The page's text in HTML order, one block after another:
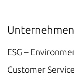
Unternehmen
ESG –
Customer